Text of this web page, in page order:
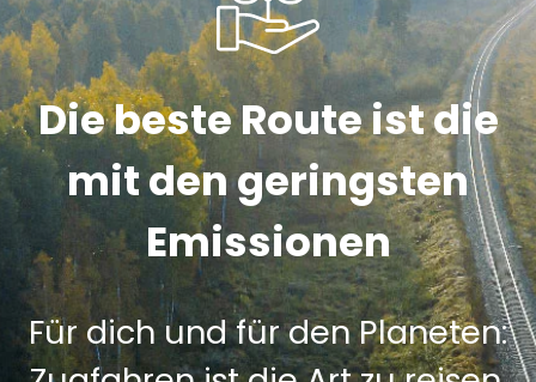
Die beste Route ist die
mit den geringsten
Emissionen
Für dich und für den Planeten: